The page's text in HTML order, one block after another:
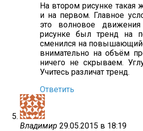
На втором рисунке такая
и на первом. Главное
это волновое
рисунке был тренд на
сменился на
внимательно на объём
ничего не скрываем.
Учитесь различат тренд.
Ответить
Владимир 29.05.2015 в 18:19